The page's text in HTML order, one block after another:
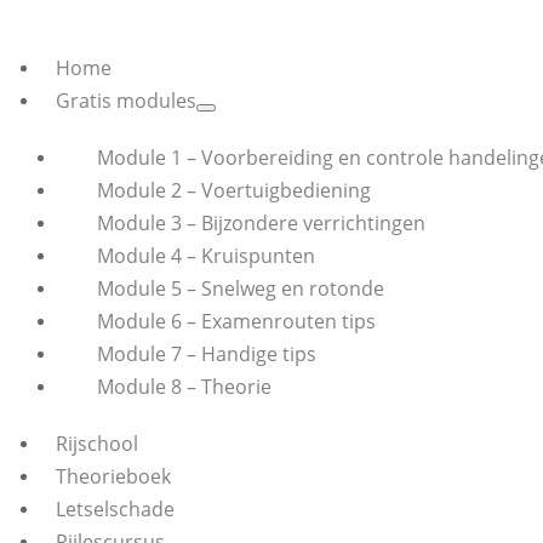
Home
Gratis modules
Module 1 – Voorbereiding en controle
Module 2 – Voertuigbediening
Module 3 – Bijzondere verrichtingen
Module 4 – Kruispunten
Module 5 – Snelweg en rotonde
Module 6 – Examenrouten tips
Module 7 – Handige tips
Module 8 – Theorie
Rijschool
Theorieboek
Letselschade